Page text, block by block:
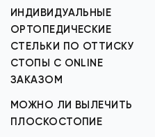
ИНДИВИДУАЛЬНЫЕ
ОРТОПЕДИЧЕСКИЕ
СТЕЛЬКИ ПО ОТТИСКУ
СТОПЫ С ONLINE
ЗАКАЗОМ
МОЖНО ЛИ ВЫЛЕЧИТЬ
ПЛОСКОСТОПИЕ